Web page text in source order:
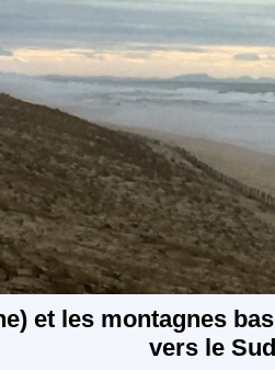
et les montagnes
vers le